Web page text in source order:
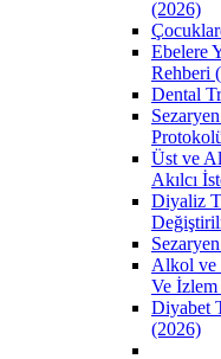
(2026)
Ebelere
Rehberi
Dental
Üst ve
Akılcı
Diyaliz
Alkol ve
Ve
Diyabet
(2026)